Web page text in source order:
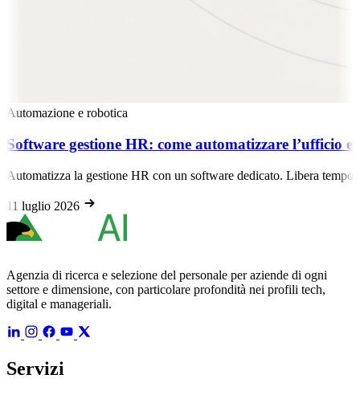
Automazione e robotica
Software gestione HR: come automatizzare l’ufficio
Automatizza la gestione HR con un software dedicato. Libera
11 luglio 2026
Agenzia di ricerca e selezione del personale per aziende di ogni
settore e dimensione, con particolare profondità nei profili tech,
digital e manageriali.
Servizi